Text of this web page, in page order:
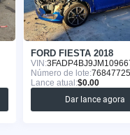
FORD FIESTA 2018
VIN:
Número de lote:76847725
Lance atual:$0.00
Dar lance agora